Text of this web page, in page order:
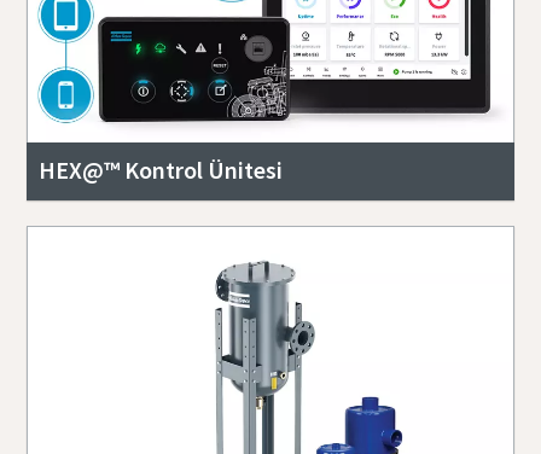
HEX@™ Kontrol Ünitesi